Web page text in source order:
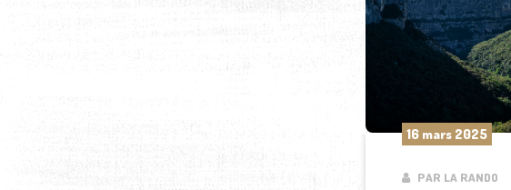
16 mars 2025
PAR LA RANDO